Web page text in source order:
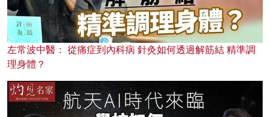
左常波中醫： 從痛症到內科病 針灸如何透過解筋結 精準調
理身體？